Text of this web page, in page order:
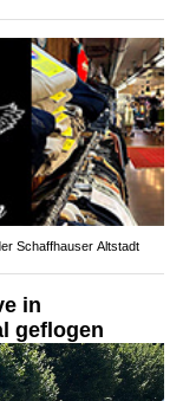
Schaffhauser Altstadt
in
geflogen